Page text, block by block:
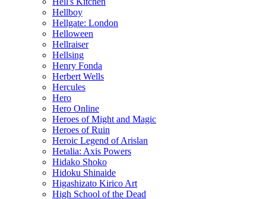
Hellboy
Hellgate: London
Helloween
Hellraiser
Hellsing
Henry Fonda
Herbert Wells
Hercules
Hero
Hero Online
Heroes of Might and Magic
Heroes of Ruin
Heroic Legend of Arislan
Hetalia: Axis Powers
Hidako Shoko
Hidoku Shinaide
Higashizato Kirico Art
High School of the Dead